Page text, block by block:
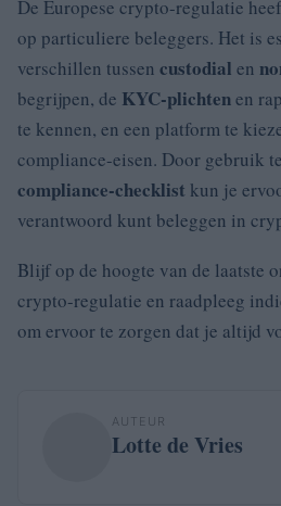
De Europese crypto-regulatie
op particuliere beleggers. Het is
verschillen tussen custodial en
begrijpen, de KYC-plichtenen
te kennen, en een platform te
compliance-eisen. Door gebruik
compliance-checklist kun je
verantwoord kunt beleggen in
Blijf op de hoogte van de laatste
crypto-regulatie en raadpleeg
om ervoor te zorgen dat je altijd
AUTEUR
Lotte de Vries